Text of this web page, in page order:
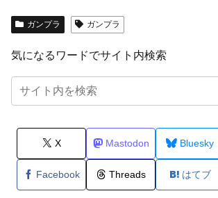
ガンプラ ガンプラ
気になるワードでサイト内検索
X Mastodon Bluesky
Facebook Threads はてブ